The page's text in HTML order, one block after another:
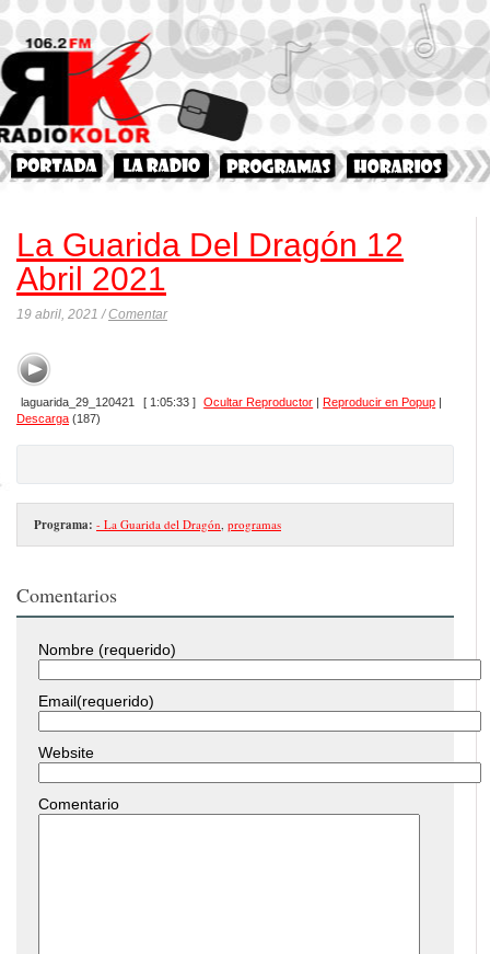
La Guarida Del Dragón 12
Abril 2021
19 abril, 2021 /Comentar
laguarida_29_120421 [ 1:05:33 ] Ocultar Reproductor |Reproducir en Popup |
Descarga (187)
Programa: - La Guarida del Dragón programas
Comentarios
Nombre (requerido)
Email(requerido)
Website
Comentario